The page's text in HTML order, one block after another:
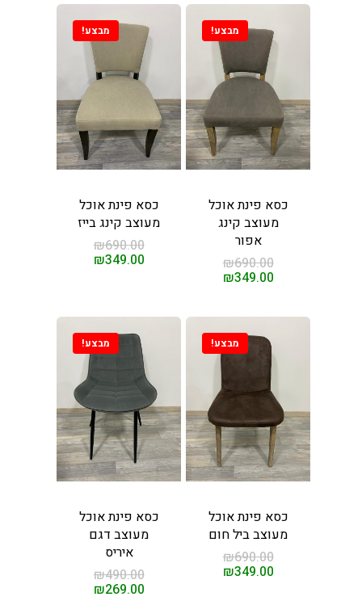
מבצע!
כסא פינת אוכל
מעוצב קינג
אפור
₪690.00
₪349.00
מבצע!
כסא פינת אוכל
מעוצב קינג בייז
₪690.00
₪349.00
מבצע!
כסא פינת אוכל
מעוצב ביל חום
₪690.00
₪349.00
מבצע!
כסא פינת אוכל
מעוצב דגם
איריס
₪490.00
₪269.00
וכורסאות במחירים
אוכל
טלוויזיה
עיסוי
מנהלים